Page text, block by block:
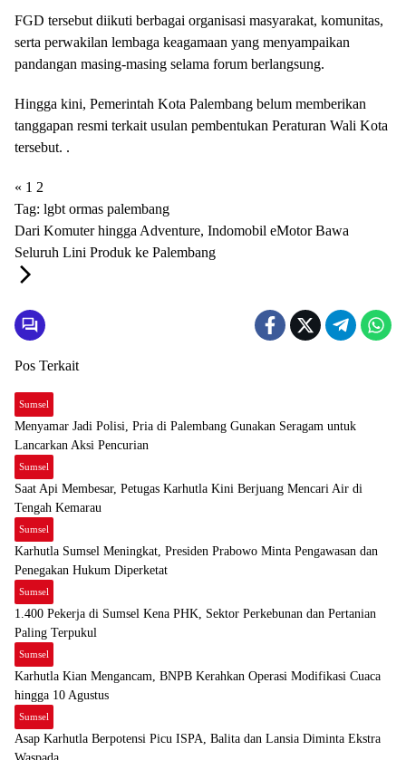
FGD tersebut diikuti berbagai organisasi masyarakat, komunitas,
serta perwakilan lembaga keagamaan yang menyampaikan
pandangan masing-masing selama forum berlangsung.
Hingga kini, Pemerintah Kota Palembang belum memberikan
tanggapan resmi terkait usulan pembentukan Peraturan Wali Kota
tersebut. .
« 1 2
Tag: lgbt ormas palembang
Dari Komuter hingga Adventure, Indomobil eMotor Bawa
Seluruh Lini Produk ke Palembang
Pos Terkait
Sumsel
Menyamar Jadi Polisi, Pria di Palembang Gunakan Seragam untuk
Lancarkan Aksi Pencurian
Sumsel
Saat Api Membesar, Petugas Karhutla Kini Berjuang Mencari Air di
Tengah Kemarau
Sumsel
Karhutla Sumsel Meningkat, Presiden Prabowo Minta Pengawasan dan
Penegakan Hukum Diperketat
Sumsel
1.400 Pekerja di Sumsel Kena PHK, Sektor Perkebunan dan Pertanian
Paling Terpukul
Sumsel
Karhutla Kian Mengancam, BNPB Kerahkan Operasi Modifikasi Cuaca
hingga 10 Agustus
Sumsel
Asap Karhutla Berpotensi Picu ISPA, Balita dan Lansia Diminta Ekstra